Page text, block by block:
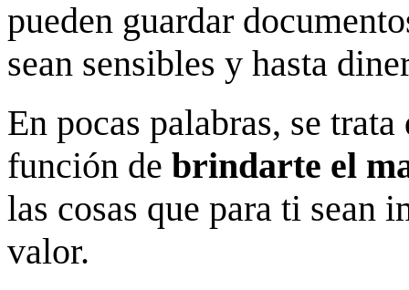
pueden guardar
sean sensibles y hasta
En pocas palabras, se
función de brindarte el
las cosas que para ti sean
valor.